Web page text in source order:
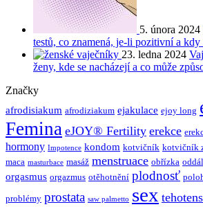
5. února 2024
testů, co znamená, je-li pozitivní a kdy
23. ledna 2024
ženy, kde se nacházejí a co může
Značky
afrodisiakum afrodiziakum ejakulace ejoy long
Femina eJOY® Fertility erekce
hormony Impotence kondom kotvičník kotvičník
maca masturbace masáž menstruace obřízka
orgasmus orgazmus otěhotnění plodnosť
problémy prostata saw palmetto sex